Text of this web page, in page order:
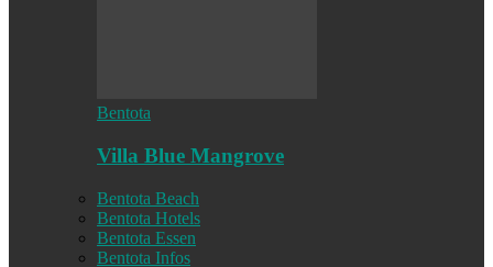
Bentota
Villa Blue Mangrove
Bentota Beach
Bentota Hotels
Bentota Essen
Bentota Infos